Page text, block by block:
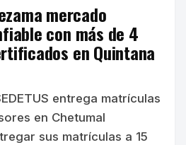
mercado
con más de 4
en Quintana
entrega matrículas
en Chetumal
sus matrículas a 15